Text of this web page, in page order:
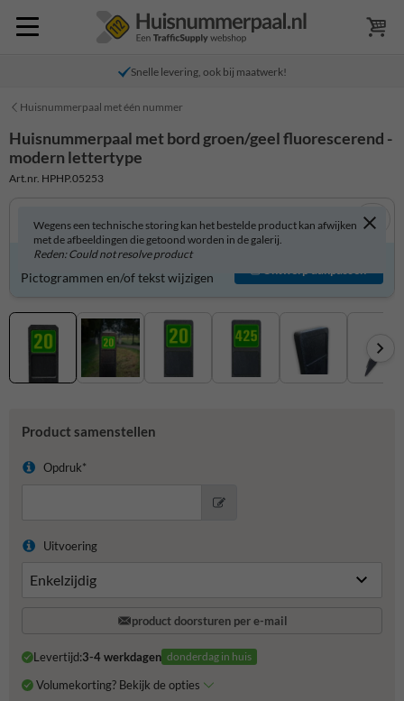
Snelle levering, ook bij maatwerk!
Huisnummerpaal met één nummer
Huisnummerpaal met bord groen/geel fluorescerend -
modern lettertype
Art.nr. HPHP.05253
Wegens een technische storing kan het bestelde product kan afwijken
met de afbeeldingen die getoond worden in de galerij.
Reden: Could not resolve product
Product zelf aanpassen?
Pictogrammen en/of tekst wijzigen
Ontwerp aanpassen
Product samenstellen
Opdruk*
Uitvoering
product doorsturen per e-mail
Levertijd:3-4 werkdagen donderdag in huis
Volumekorting? Bekijk de opties